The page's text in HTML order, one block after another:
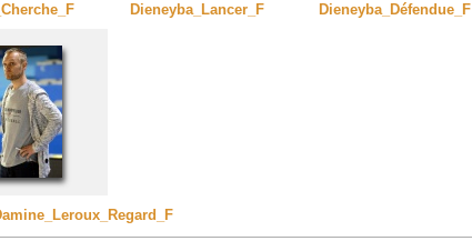
Dieneyba_Lancer_F Dieneyba_Défendue_F